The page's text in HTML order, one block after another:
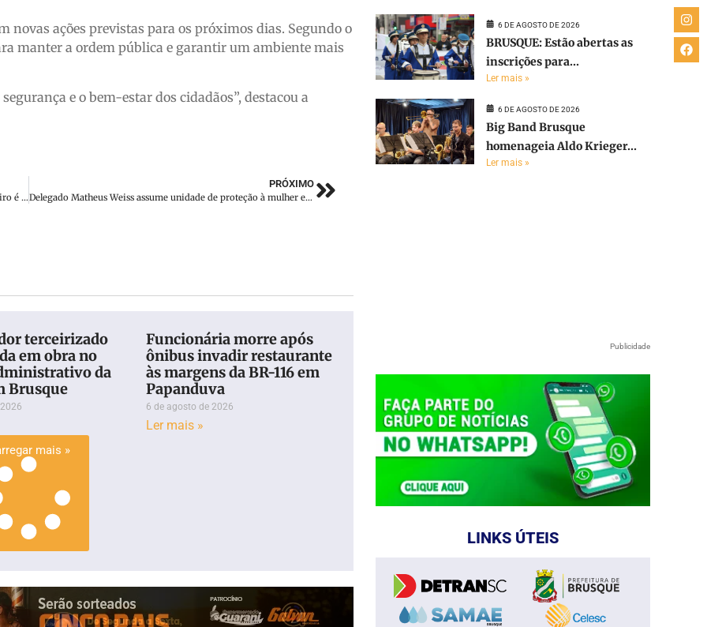
novas ações previstas para os próximos dias. Segundo o
manter a ordem pública e garantir um ambiente mais
e o bem-estar dos cidadãos”, destacou a
Feminicídio em Rio do Sul: mulher é morta e ex-companheiro é preso no Paraná
PRÓXIMO
Delegado Matheus Weiss assume unidade de proteção à mulher em Brusque
terceirizado
em obra no
da
Brusque
Funcionária morre após
ônibus invadir restaurante
às margens da BR-116 em
Papanduva
6 de agosto de 2026
Ler mais »
mais »
6 DE AGOSTO DE 2026
BRUSQUE: Estão abertas as
inscrições para...
Ler mais »
6 DE AGOSTO DE 2026
Big Band Brusque
homenageia Aldo Krieger...
Ler mais »
Publicidade
LINKS ÚTEIS